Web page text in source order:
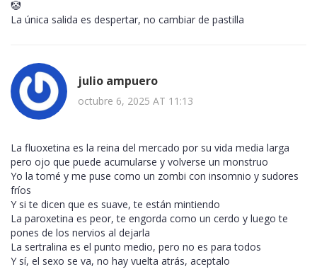
🤡
La única salida es despertar, no cambiar de pastilla
julio ampuero
octubre 6, 2025 AT 11:13
La fluoxetina es la reina del mercado por su vida media larga
pero ojo que puede acumularse y volverse un monstruo
Yo la tomé y me puse como un zombi con insomnio y sudores
fríos
Y si te dicen que es suave, te están mintiendo
La paroxetina es peor, te engorda como un cerdo y luego te
pones de los nervios al dejarla
La sertralina es el punto medio, pero no es para todos
Y sí, el sexo se va, no hay vuelta atrás, aceptalo